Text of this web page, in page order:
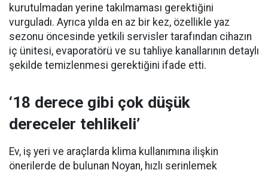
kurutulmadan yerine takılmaması gerektiğini
vurguladı. Ayrıca yılda en az bir kez, özellikle yaz
sezonu öncesinde yetkili servisler tarafından cihazın
iç ünitesi, evaporatörü ve su tahliye kanallarının detaylı
şekilde temizlenmesi gerektiğini ifade etti.
‘18 derece gibi çok düşük
dereceler tehlikeli’
Ev, iş yeri ve araçlarda klima kullanımına ilişkin
önerilerde de bulunan Noyan, hızlı serinlemek